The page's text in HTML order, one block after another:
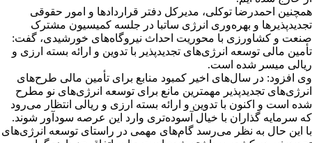
همچنین احمدرضا توکلی، مدیرکل دفتر قراردادها و امور حقوقی
تجدیدپذیرها و بهره‌وری انرژی ساتبا در جلسه کمیسیون مشترک
صنعت و کشاورزی با محوریت احداث نیروگاه‌های خورشیدی، گفت:
تأمین مالی توسعه انرژی‌های تجدیدپذیر با تدوین و ارائه بسته ارزی و
ریالی میسر شده است.
وی افزود: در سال‌های اخیر کمبود منابع برای تأمین مالی طرح‌های
انرژی‌های تجدیدپذیر مهمترین مانع برای توسعه انرژی‌های نو مطرح
شده است و اکنون با تدوین و ارائه بسته ارزی و ریالی انتظار می‌رود
که سرمایه گذاران با خیال آسوده‌تری وارد این عرصه سودآور شوند.
با این حال به نظر می‌رسد گام‌های مهمی در راستای توسعه انرژی‌های